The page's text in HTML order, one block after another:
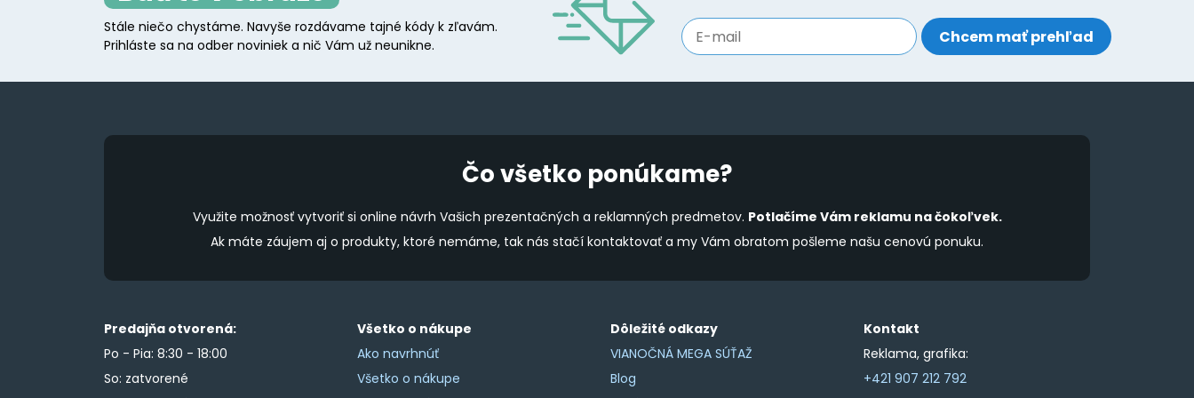
may
be
on
product
may
be
chosen
on
product
be
chosen
on
Stále niečo chystáme. Navyše rozdávame tajné kódy k zľavám.
Prihláste sa na odber noviniek a nič Vám už neunikne.
Čo všetko ponúkame?
Využite možnosť vytvoriť si online návrh Vašich prezentačných a reklamných predmetov. Potlačíme Vám reklamu na čokoľvek.
Ak máte záujem aj o produkty, ktoré nemáme, tak nás stačí kontaktovať a my Vám obratom pošleme našu cenovú ponuku.
Predajňa otvorená:
Po - Pia: 8:30 - 18:00
So: zatvorené
Všetko o nákupe
Ako navrhnúť
Všetko o nákupe
Dôležité odkazy
VIANOČNÁ MEGA SÚŤAŽ
Blog
Kontakt
Reklama, grafika:
+421 907 212 792